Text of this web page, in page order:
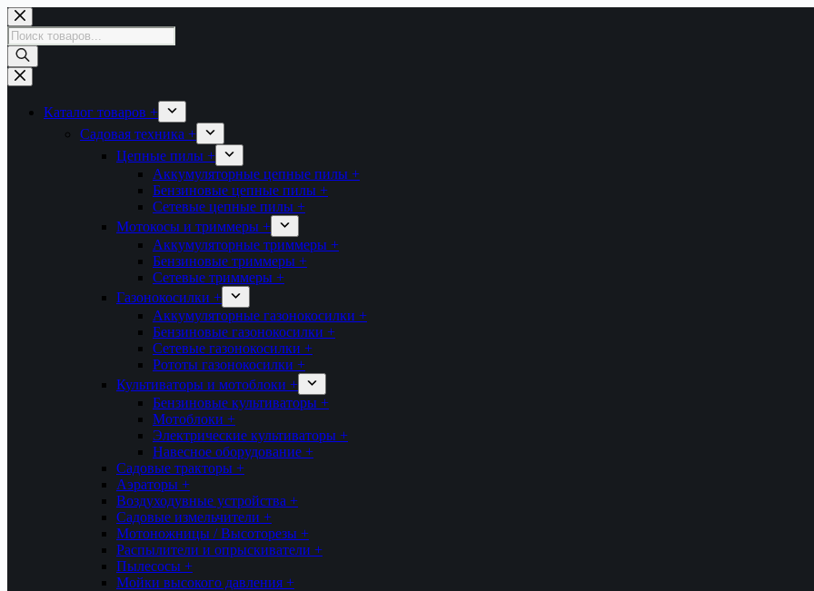
Перейти
к
сути
Поиск
товаров
Каталог товаров +
Садовая техника +
Цепные пилы +
Аккумуляторные цепные пилы +
Бензиновые цепные пилы +
Сетевые цепные пилы +
Мотокосы и триммеры +
Аккумуляторные триммеры +
Бензиновые триммеры +
Сетевые триммеры +
Газонокосилки +
Аккумуляторные газонокосилки +
Бензиновые газонокосилки +
Сетевые газонокосилки +
Рототы газонокосилки +
Культиваторы и мотоблоки +
Бензиновые культиваторы +
Мотоблоки +
Электрические культиваторы +
Навесное оборудование +
Садовые тракторы +
Аэраторы +
Воздуходувные устройства +
Садовые измельчители +
Мотоножницы / Высоторезы +
Распылители и опрыскиватели +
Пылесосы +
Мойки высокого давления +